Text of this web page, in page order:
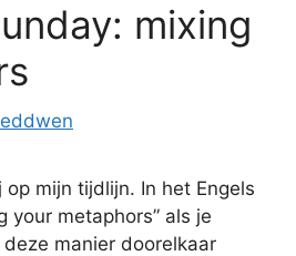
mixing
mijn tijdlijn. In het Engels
your metaphors” als je
manier doorelkaar